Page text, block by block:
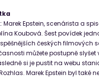
Marek Epstein, scenárista a
Koubová. Šest povídek
českých filmových
můžete postupně
si je pustit na webu
Marek Epstein byl také